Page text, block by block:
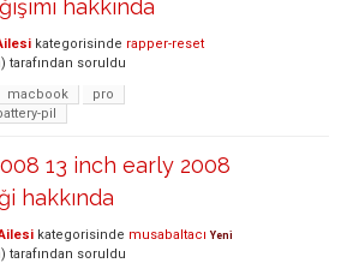
hakkında
kategorisinde rapper-reset
tarafından soruldu
macbook
pro
pil
13 inch early 2008
hakkında
kategorisinde musabaltacı Yeni
tarafından soruldu